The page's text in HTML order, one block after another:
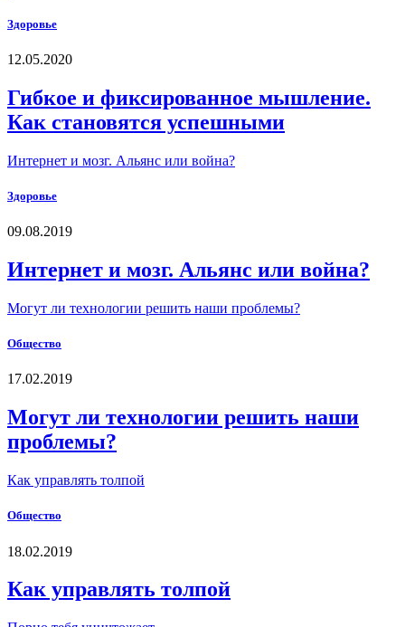
Здоровье
12.05.2020
Гибкое и фиксированное мышление.
Как становятся успешными
Интернет и мозг. Альянс или война?
Здоровье
09.08.2019
Интернет и мозг. Альянс или война?
Могут ли технологии решить наши проблемы?
Общество
17.02.2019
Могут ли технологии решить наши
проблемы?
Как управлять толпой
Общество
18.02.2019
Как управлять толпой